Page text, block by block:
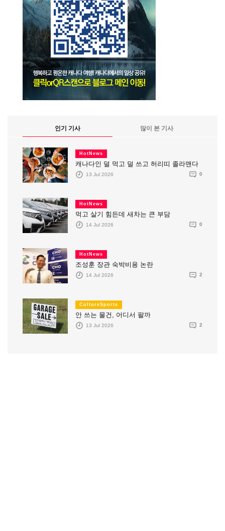
인기 기사 많이 본 기사
HotNews
캐나다인 덜 먹고 덜 쓰고 허리띠 졸라맨다
13 Jul 2026 0
HotNews
먹고 살기 힘든데 새차는 큰 부담
14 Jul 2026 0
HotNews
조성훈 장관 숙박비용 논란
14 Jul 2026 2
CultureSports
안 쓰는 물건, 어디서 팔까
13 Jul 2026 2